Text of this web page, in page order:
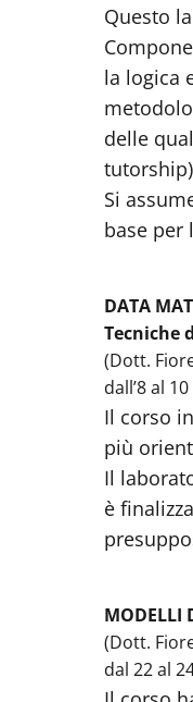
Questo
la logica
delle
Si
base per
DATA
Tecniche
(Dott.
dall’8 al
Il corso
più
Il
è
MODELLI
(Dott.
dal 22 al